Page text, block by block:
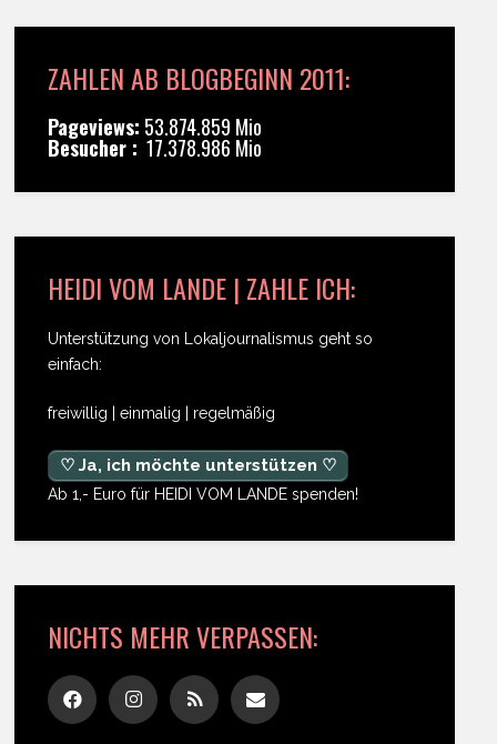
ZAHLEN AB BLOGBEGINN 2011:
Pageviews: 53.874.859 Mio
Besucher : 17.378.986 Mio
HEIDI VOM LANDE | ZAHLE ICH:
Unterstützung von Lokaljournalismus geht so
einfach:
freiwillig | einmalig | regelmäßig
♡ Ja, ich möchte unterstützen ♡
Ab 1,- Euro für HEIDI VOM LANDE spenden!
NICHTS MEHR VERPASSEN: